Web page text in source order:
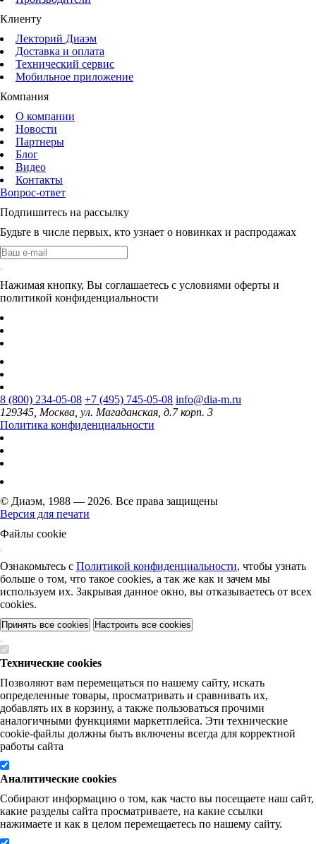
Клиенту
Лекторий Диаэм
Доставка и оплата
Технический сервис
Мобильное приложение
Компания
О компании
Новости
Партнеры
Блог
Видео
Контакты
Вопрос-ответ
Подпишитесь на рассылку
Будьте в числе первых, кто узнает о новинках и распродажах
Нажимая кнопку, Вы соглашаетесь с условиями оферты и
политикой конфиденциальности
8 (800) 234-05-08 +7 (495) 745-05-08 info@dia-m.ru
129345, Москва, ул. Магаданская, д.7 корп. 3
Политика конфиденциальности
© Диаэм, 1988 — 2026. Все права защищены
Версия для печати
Файлы cookie
Ознакомьтесь с Политикой конфиденциальности, чтобы узнать
больше о том, что такое cookies, а так же как и зачем мы
используем их. Закрывая данное окно, вы отказываетесь от всех
cookies.
Принять все cookies Настроить все cookies
Технические cookies
Позволяют вам перемещаться по нашему сайту, искать
определенные товары, просматривать и сравнивать их,
добавлять их в корзину, а также пользоваться прочими
аналогичными функциями маркетплейса. Эти технические
cookie-файлы должны быть включены всегда для корректной
работы сайта
Аналитические cookies
Собирают информацию о том, как часто вы посещаете наш сайт,
какие разделы сайта просматриваете, на какие ссылки
нажимаете и как в целом перемещаетесь по нашему сайту.